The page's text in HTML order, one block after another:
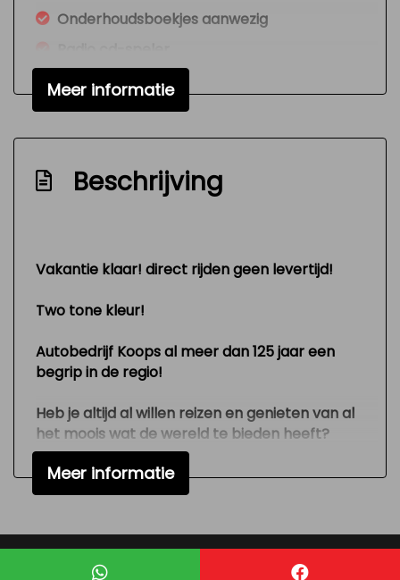
Onderhoudsboekjes aanwezig
Signaal vergeten verlichting
Variable interval ruitenwisser
Versnellingspook op dashboard
Verstelbare (in hoogte) bestuurders stoel
Zeer mooie en technisch goed
Interieur
Airco
Keukenblok
Verstelbare stuurkolom
Exterieur
Buitenspiegels elektrisch verstelbaar
Trekhaak
Zijschuifdeur rechts
Meer informatie
Beschrijving
Vakantie klaar! direct rijden geen levertijd!
Two tone kleur!
Autobedrijf Koops al meer dan 125 jaar een
begrip in de regio!
Heb je altijd al willen reizen en genieten van al
het moois wat de wereld te bieden heeft?
Met behoud van alle vrijheid om te gaan en
staan waar je wilt?
je zoekt.
Meer informatie
Mogelijk gemaakt door